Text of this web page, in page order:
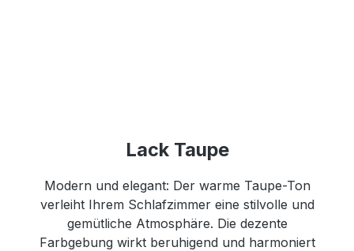
Lack Taupe
Modern und elegant: Der warme Taupe-Ton
verleiht Ihrem Schlafzimmer eine stilvolle und
gemütliche Atmosphäre. Die dezente
Farbgebung wirkt beruhigend und harmoniert